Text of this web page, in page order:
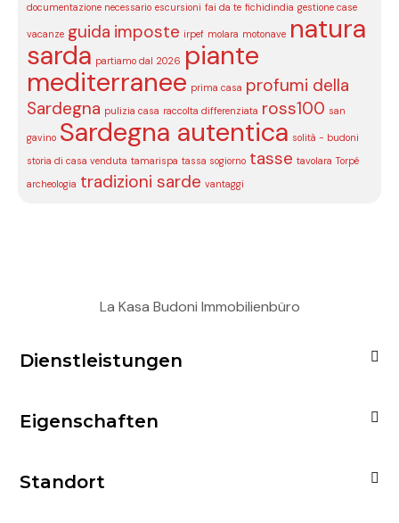
documentazione necessario escursioni fai da te fichidindia gestione case
vacanze guida imposte irpef molara motonave natura
sarda partiamo dal 2026 piante
mediterranee prima casa profumi della
Sardegna pulizia casa raccolta differenziata ross100 san
gavino Sardegna autentica solità - budoni
storia di casa venduta tamarispa tassa sogiorno tasse tavolara Torpé
archeologia tradizioni sarde vantaggi
La Kasa Budoni Immobilienbüro
Dienstleistungen
Eigenschaften
Standort